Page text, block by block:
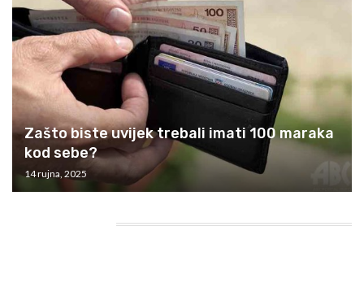
Zašto biste uvijek trebali imati 100 maraka
kod sebe?
14 rujna, 2025